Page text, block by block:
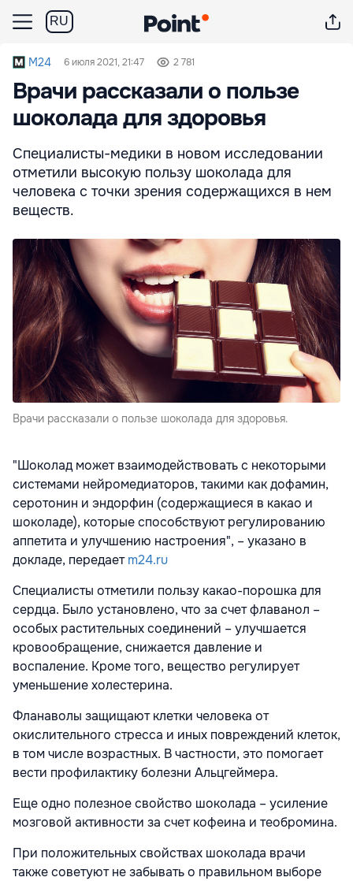
RU
M24 6 июля 2021, 21:47 2 781
Врачи рассказали о пользе
шоколада для здоровья
Специалисты-медики в новом исследовании
отметили высокую пользу шоколада для
человека с точки зрения содержащихся в нем
веществ.
Врачи рассказали о пользе шоколада для здоровья.
"Шоколад может взаимодействовать с некоторыми
системами нейромедиаторов, такими как дофамин,
серотонин и эндорфин (содержащиеся в какао и
шоколаде), которые способствуют регулированию
аппетита и улучшению настроения", – указано в
докладе, передаетm24.ru
Специалисты отметили пользу какао-порошка для
сердца. Было установлено, что за счет флаванол –
особых растительных соединений – улучшается
кровообращение, снижается давление и
воспаление. Кроме того, вещество регулирует
уменьшение холестерина.
Фланаволы защищают клетки человека от
окислительного стресса и иных повреждений клеток,
в том числе возрастных. В частности, это помогает
вести профилактику болезни Альцгеймера.
Еще одно полезное свойство шоколада – усиление
мозговой активности за счет кофеина и теобромина.
При положительных свойствах шоколада врачи
также советуют не забывать о правильном выборе